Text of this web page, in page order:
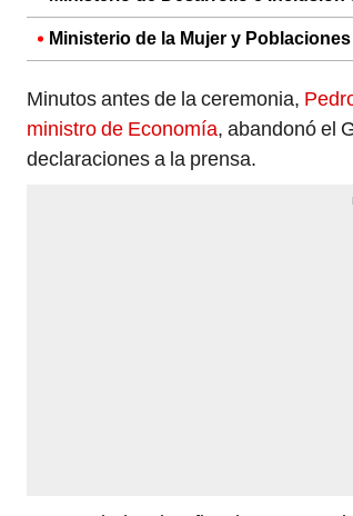
Ministerio de la Mujer y
Minutos antes de la ceremonia,
ministro de Economía, abandonó el
declaraciones a la prensa.